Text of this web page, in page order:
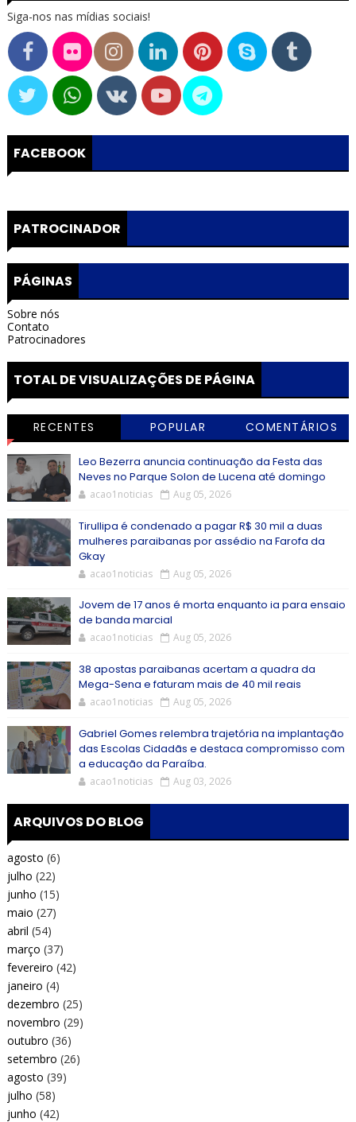
Siga-nos nas mídias sociais!
FACEBOOK
PATROCINADOR
PÁGINAS
Sobre nós
Contato
Patrocinadores
TOTAL DE VISUALIZAÇÕES DE PÁGINA
RECENTES POPULAR COMENTÁRIOS
Leo Bezerra anuncia continuação da Festa das
Neves no Parque Solon de Lucena até domingo
acao1noticias Aug 05, 2026
Tirullipa é condenado a pagar R$ 30 mil a duas
mulheres paraibanas por assédio na Farofa da
Gkay
acao1noticias Aug 05, 2026
Jovem de 17 anos é morta enquanto ia para ensaio
de banda marcial
acao1noticias Aug 05, 2026
38 apostas paraibanas acertam a quadra da
Mega-Sena e faturam mais de 40 mil reais
acao1noticias Aug 05, 2026
Gabriel Gomes relembra trajetória na implantação
das Escolas Cidadãs e destaca compromisso com
a educação da Paraíba.
acao1noticias Aug 03, 2026
ARQUIVOS DO BLOG
agosto (6)
julho (22)
junho (15)
maio (27)
abril (54)
março (37)
fevereiro (42)
janeiro (4)
dezembro (25)
novembro (29)
outubro (36)
setembro (26)
agosto (39)
julho (58)
junho (42)